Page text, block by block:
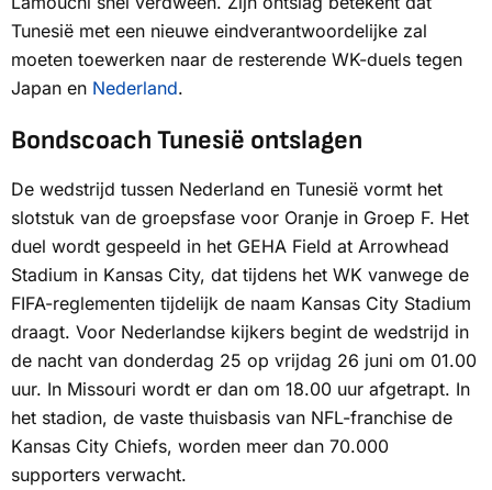
Tunesië met een nieuwe eindverantwoordelijke zal
moeten toewerken naar de resterende WK-duels tegen
Japan en Nederland.
Bondscoach Tunesië ontslagen
De wedstrijd tussen Nederland en Tunesië vormt het
slotstuk van de groepsfase voor Oranje in Groep F. Het
duel wordt gespeeld in het GEHA Field at Arrowhead
Stadium in Kansas City, dat tijdens het WK vanwege de
FIFA-reglementen tijdelijk de naam Kansas City Stadium
draagt. Voor Nederlandse kijkers begint de wedstrijd in
de nacht van donderdag 25 op vrijdag 26 juni om 01.00
uur. In Missouri wordt er dan om 18.00 uur afgetrapt. In
het stadion, de vaste thuisbasis van NFL-franchise de
Kansas City Chiefs, worden meer dan 70.000
supporters verwacht.